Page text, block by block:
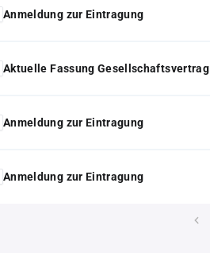
Anmeldung zur Eintragung
Aktuelle Fassung Gesellschaftsvertrag
Anmeldung zur Eintragung
Anmeldung zur Eintragung